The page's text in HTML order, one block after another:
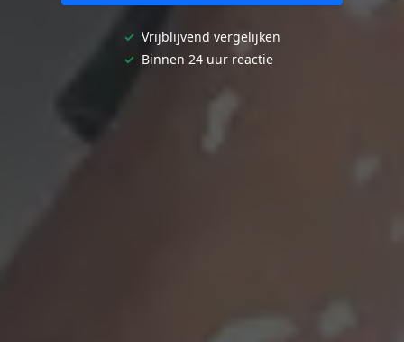
✓ Vrijblijvend vergelijken
✓ Binnen 24 uur reactie